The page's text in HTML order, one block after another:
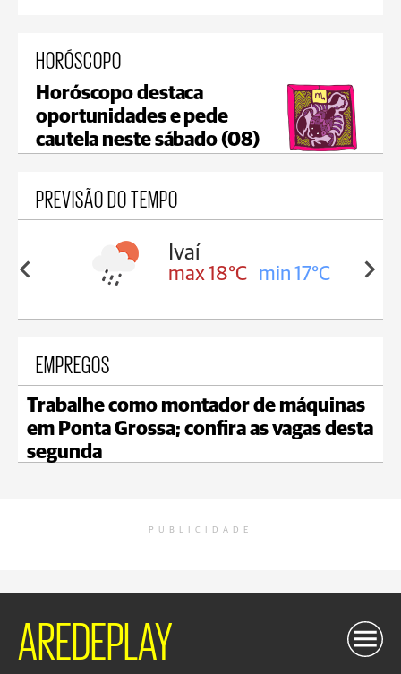
HORÓSCOPO
Horóscopo destaca
oportunidades e pede
cautela neste sábado (08)
PREVISÃO DO TEMPO
16°C
Ivaí
max 18°C min 17°C
EMPREGOS
Trabalhe como montador de máquinas
em Ponta Grossa; confira as vagas desta
segunda
PUBLICIDADE
AREDEPLAY